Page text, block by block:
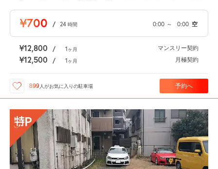
¥700 / 24 時間 0:00 ～ 0:00 空
¥12,800 / 1ヶ月 マンスリー契約
¥12,500 / 1ヶ月 月極契約
899人がお気に入りの駐車場 予約へ